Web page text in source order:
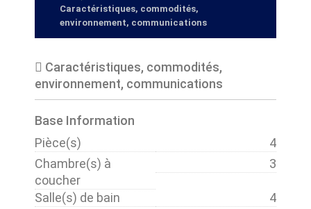
Caractéristiques, commodités,
environnement, communications
Caractéristiques, commodités,
environnement, communications
Base Information
Pièce(s)
4
Chambre(s) à
coucher
3
Salle(s) de bain
4